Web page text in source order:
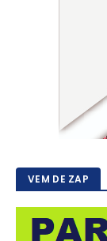
VEM DE ZAP